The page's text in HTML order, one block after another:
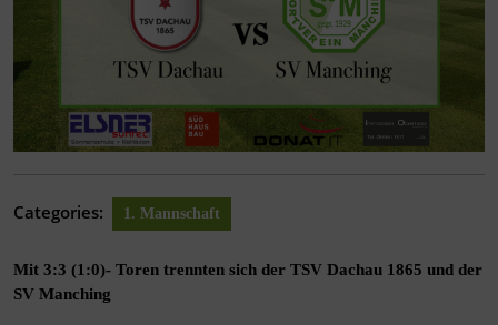
Categories: 1. Mannschaft
Mit 3:3 (1:0)- Toren trennten sich der TSV Dachau 1865 und der
SV Manching